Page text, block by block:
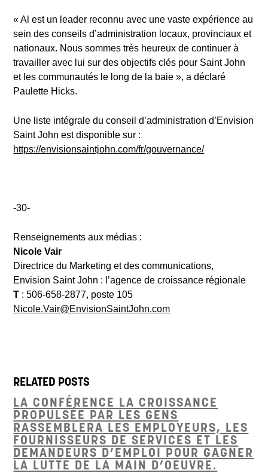
« Al est un leader reconnu avec une vaste expérience au
sein des conseils d’administration locaux, provinciaux et
nationaux. Nous sommes très heureux de continuer à
travailler avec lui sur des objectifs clés pour Saint John
et les communautés le long de la baie », a déclaré
Paulette Hicks.
Une liste intégrale du conseil d’administration d’Envision
Saint John est disponible sur :
https://envisionsaintjohn.com/fr/gouvernance/
-30-
Renseignements aux médias :
Nicole Vair
Directrice du Marketing et des communications,
Envision Saint John : l’agence de croissance régionale
T : 506-658-2877, poste 105
Nicole.Vair@EnvisionSaintJohn.com
RELATED POSTS
LA CONFÉRENCE LA CROISSANCE
PROPULSÉE PAR LES GENS
RASSEMBLERA LES EMPLOYEURS, LES
FOURNISSEURS DE SERVICES ET LES
DEMANDEURS D’EMPLOI POUR GAGNER
LA LUTTE DE LA MAIN D’OEUVRE.